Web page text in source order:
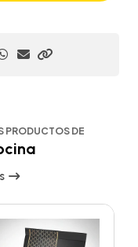
PRODUCTOS DE